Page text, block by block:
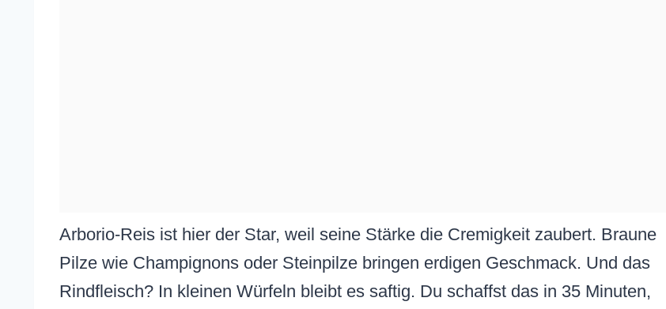
Arborio-Reis ist hier der Star, weil seine Stärke die Cremigkeit zaubert. Braune
Pilze wie Champignons oder Steinpilze bringen erdigen Geschmack. Und das
Rindfleisch? In kleinen Würfeln bleibt es saftig. Du schaffst das in 35 Minuten,